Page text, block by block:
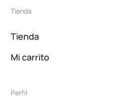
Tienda
Tienda
Mi carrito
Perfil